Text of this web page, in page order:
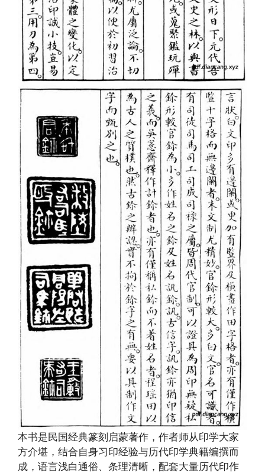
本书是民国经典篆刻启蒙著作，作者师从印学大家
方介堪，结合自身习印经验与历代印学典籍编撰而
成，语言浅白通俗、条理清晰，配套大量历代印作